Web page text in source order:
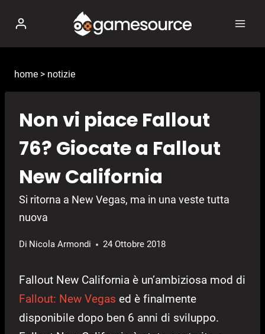
contenuto
home > notizie
Non vi piace Fallout
76? Giocate a Fallout
New California
Si ritorna a New Vegas, ma in una veste tutta
nuova
Di Nicola Armondi 24 Ottobre 2018
Fallout New California è un’ambiziosa mod di
Fallout: New Vegas ed è finalmente
disponibile dopo ben 6 anni di sviluppo.